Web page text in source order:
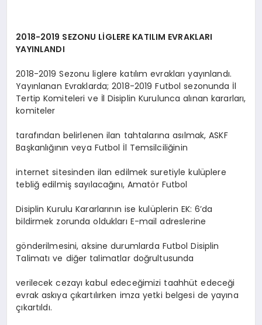
2018-2019 SEZONU LİGLERE KATILIM EVRAKLARI
YAYINLANDI
2018-2019 Sezonu liglere katılım evrakları yayınlandı.
Yayınlanan Evraklarda; 2018-2019 Futbol sezonunda İl
Tertip Komiteleri ve İl Disiplin Kurulunca alınan kararları,
komiteler
tarafından belirlenen ilan tahtalarına asılmak, ASKF
Başkanlığının veya Futbol İl Temsilciliğinin
internet sitesinden ilan edilmek suretiyle kulüplere
tebliğ edilmiş sayılacağını, Amatör Futbol
Disiplin Kurulu Kararlarının ise kulüplerin EK: 6’da
bildirmek zorunda oldukları E-mail adreslerine
gönderilmesini, aksine durumlarda Futbol Disiplin
Talimatı ve diğer talimatlar doğrultusunda
verilecek cezayı kabul edeceğimizi taahhüt edeceği
evrak askıya çıkartılırken imza yetki belgesi de yayına
çıkartıldı.